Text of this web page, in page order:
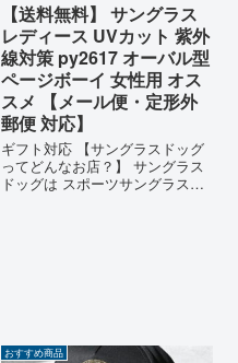
【送料無料】 サングラス
レディース UVカット 紫外
線対策 py2617 オーバル型
ページボーイ 女性用 オス
スメ 【メール便・定形外
郵便 対応】
ギフト対応 【サングラスドッグ
ってどんなお店？】 サングラス
ドッグは スポーツサングラス・
おすすめ商品